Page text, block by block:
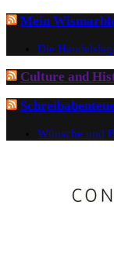
Mein
Die
Culture and
Wünsche und